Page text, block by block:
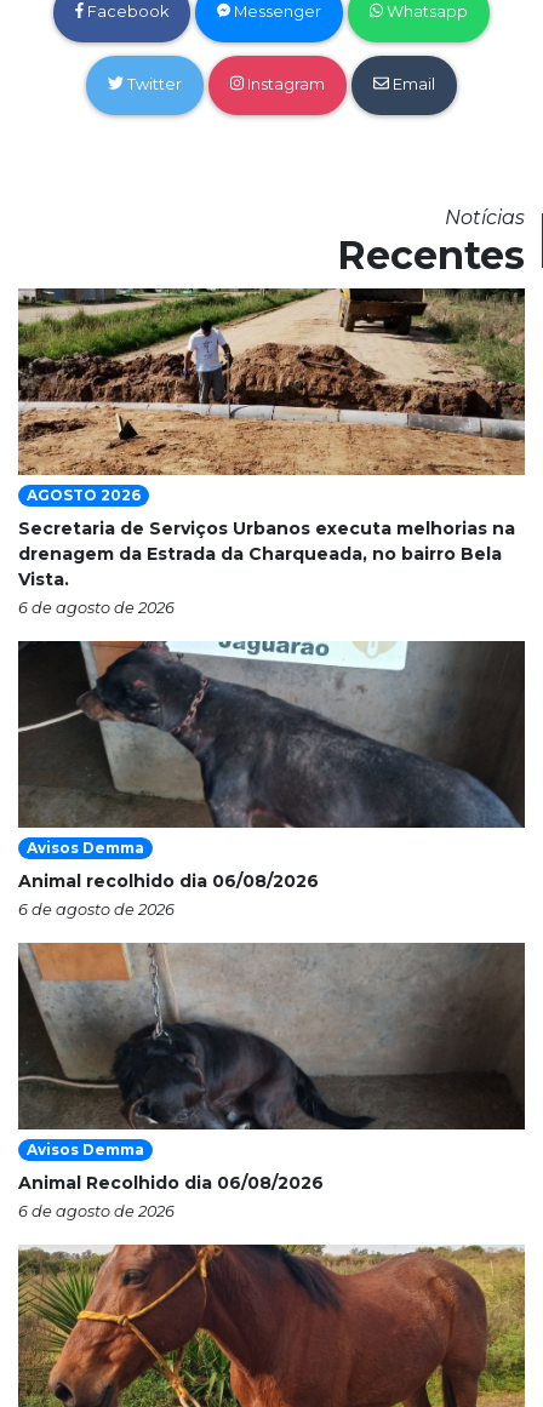
Facebook Messenger Whatsapp
Twitter Instagram Email
Notícias
Recentes
AGOSTO 2026
Secretaria de Serviços Urbanos executa melhorias na
drenagem da Estrada da Charqueada, no bairro Bela
Vista.
6 de agosto de 2026
Avisos Demma
Animal recolhido dia 06/08/2026
6 de agosto de 2026
Avisos Demma
Animal Recolhido dia 06/08/2026
6 de agosto de 2026